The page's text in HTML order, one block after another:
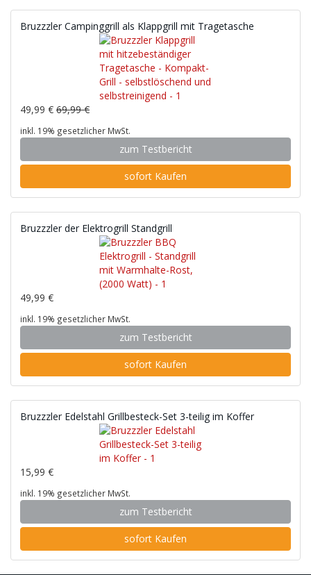
Bruzzzler Campinggrill als Klappgrill mit Tragetasche
49,99 € 69,99 €
inkl. 19% gesetzlicher MwSt.
zum Testbericht
sofort Kaufen
Bruzzzler der Elektrogrill Standgrill
49,99 €
inkl. 19% gesetzlicher MwSt.
zum Testbericht
sofort Kaufen
Bruzzzler Edelstahl Grillbesteck-Set 3-teilig im Koffer
15,99 €
inkl. 19% gesetzlicher MwSt.
zum Testbericht
sofort Kaufen